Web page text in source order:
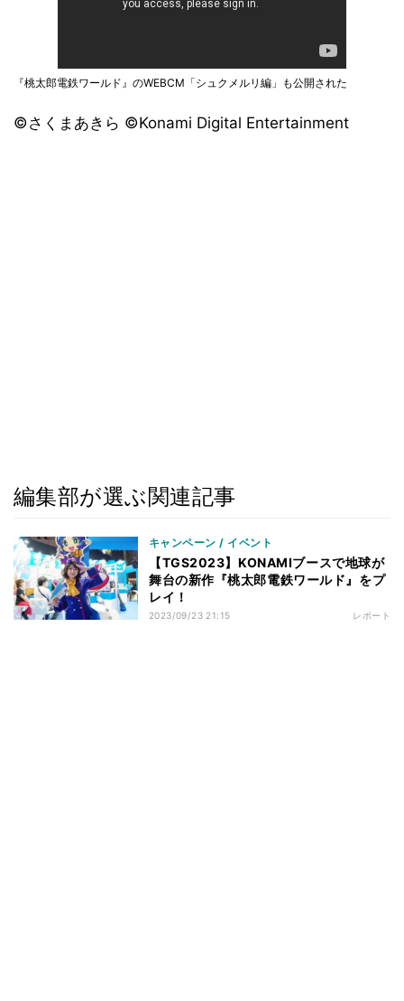
『桃太郎電鉄ワールド』のWEBCM「シュクメルリ編」も公開された
©さくまあきら ©Konami Digital Entertainment
編集部が選ぶ関連記事
キャンペーン / イベント
【TGS2023】KONAMIブースで地球が
舞台の新作『桃太郎電鉄ワールド』をプ
レイ！
2023/09/23 21:15 レポート